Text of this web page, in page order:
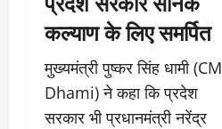
कल्याण के लिए समर्पित
मुख्यमंत्री पुष्कर सिंह धामी (CM
Dhami) ने कहा कि प्रदेश
सरकार भी प्रधानमंत्री नरेंद्र